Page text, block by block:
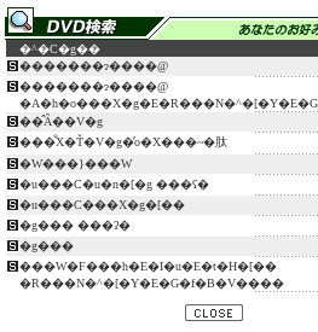
�^�C�g��
�������ɂ����@
�������ɂ����@
��̂Ȃ��V�g
���̐X�Ť�V�g�̓o�X���~�肽
�W���}���W
�u���C�u�n�[�g ���ʕ�
�u���C���X�g�[��
�g��� ���ʔ�
�g���
���W�F���h�E�I�u�E�t�H�[��
�R���N�^�[�Y�E�G�f�B�V����